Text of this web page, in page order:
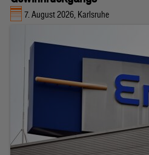
7. August 2026, Karlsruhe